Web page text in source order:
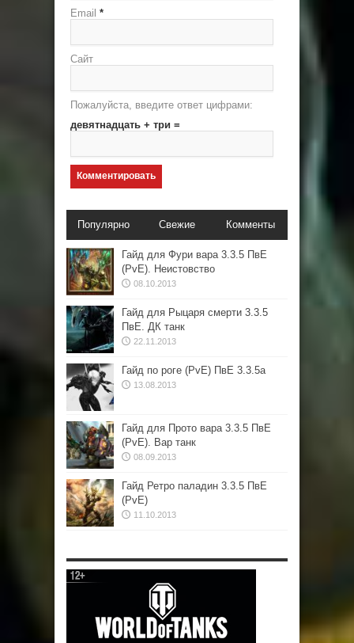
Email *
Сайт
Пожалуйста, введите ответ цифрами:
девятнадцать + три =
Популярно Свежие Комменты
Гайд для Фури вара 3.3.5 ПвЕ
(PvE). Неистовство
08.10.2013
Гайд для Рыцаря смерти 3.3.5
ПвЕ. ДК танк
22.11.2013
Гайд по роге (PvE) ПвЕ 3.3.5а
13.08.2013
Гайд для Прото вара 3.3.5 ПвЕ
(PvE). Вар танк
08.09.2013
Гайд Ретро паладин 3.3.5 ПвЕ
(PvE)
11.10.2013